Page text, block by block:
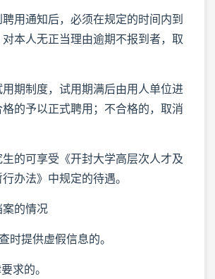
用通知后，必须在规定的时间内到
本人无正当理由逾期不报到者，取
期制度，试用期满后由用人单位进
的予以正式聘用；不合格的，取消
的可享受《开封大学高层次人才及
办法》中规定的待遇。
案的情况
时提供虚假信息的。
求的。